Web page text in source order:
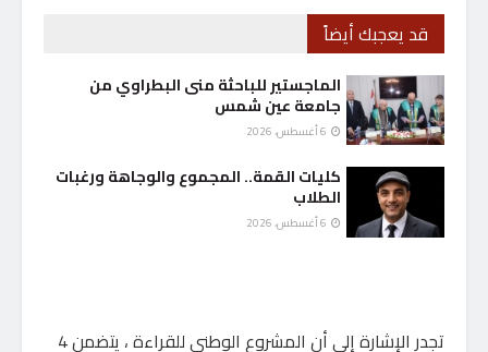
قد يعجبك أيضاً
الماجستير للباحثة منى البطراوي من
جامعة عين شمس
كليات القمة.. المجموع والوجاهة ورغبات
الطلاب
تجدر الإشارة إلى أن المشروع الوطني للقراءة ، يتضمن 4